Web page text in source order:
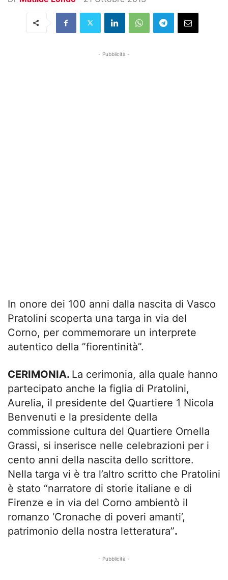
- Pubblicità -
In onore dei 100 anni dalla nascita di Vasco
Pratolini scoperta una targa in via del
Corno, per commemorare un interprete
autentico della ”fiorentinità”.
CERIMONIA. La cerimonia, alla quale hanno
partecipato anche la figlia di Pratolini,
Aurelia, il presidente del Quartiere 1 Nicola
Benvenuti e la presidente della
commissione cultura del Quartiere Ornella
Grassi, si inserisce nelle celebrazioni per i
cento anni della nascita dello scrittore.
Nella targa vi è tra l’altro scritto che Pratolini
è stato “narratore di storie italiane e di
Firenze e in via del Corno ambientò il
romanzo ‘Cronache di poveri amanti’,
patrimonio della nostra letteratura”.
- Pubblicità -